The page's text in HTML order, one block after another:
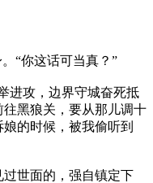
“你这话可当真？”
攻，边界守城奋死抵
黑狼关，要从那儿调十
的时候，被我偷听到
世面的，强自镇定下